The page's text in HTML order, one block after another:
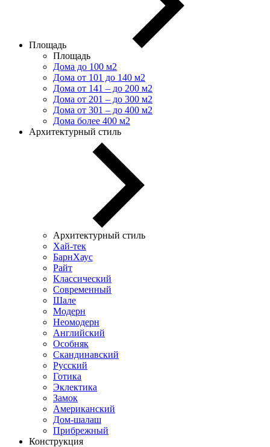
Площадь
Площадь
Дома до 100 м2
Дома от 101 до 140 м2
Дома от 141 – до 200 м2
Дома от 201 – до 300 м2
Дома от 301 – до 400 м2
Дома более 400 м2
Архитектурный стиль
Архитектурный стиль
Хай-тек
БарнХаус
Райт
Классический
Современный
Шале
Модерн
Неомодерн
Английский
Особняк
Скандинавский
Русский
Готика
Эклектика
Замок
Американский
Дом-шалаш
Прибрежный
Конструкция